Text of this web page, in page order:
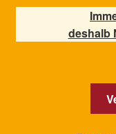
deshalb